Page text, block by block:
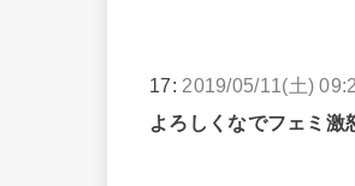
17: 2019/05/11(土)
よろしくなでフェミ激